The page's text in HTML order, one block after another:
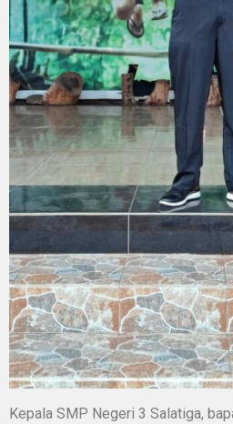
Kepala SMP Negeri 3 Salatiga,